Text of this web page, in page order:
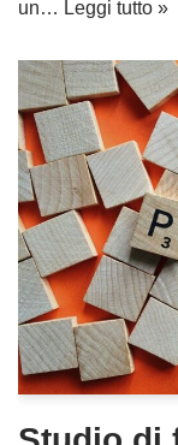
un… Leggi tutto »